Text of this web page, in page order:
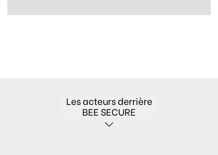
Les acteurs derrière
BEE SECURE